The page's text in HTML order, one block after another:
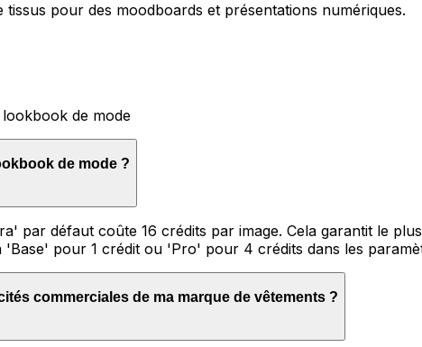
pour des moodboards et présentations numériques.
de mode
de mode ?
par défaut coûte 16 crédits par image. Cela garantit le
pour 1 crédit ou 'Pro' pour 4 crédits dans les
commerciales de ma marque de vêtements ?